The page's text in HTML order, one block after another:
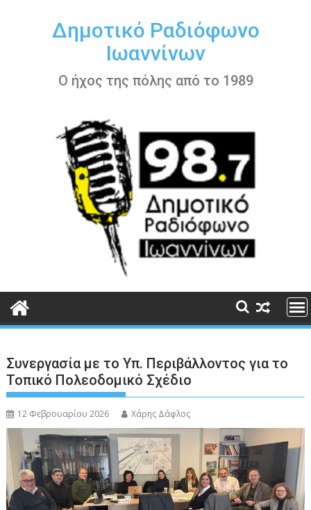
περιεχόμενοΔημοτικό Ραδιόφωνο
Ιωαννίνων
Ο ήχος της πόλης από το 1989
Συνεργασία με το Υπ. Περιβάλλοντος για το
Τοπικό Πολεοδομικό Σχέδιο
12 Φεβρουαρίου 2026 Χάρης Δάφλος